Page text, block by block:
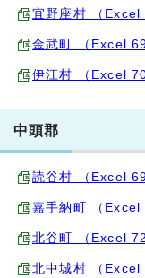
宜野座村 （Excel
金武町 （Excel
伊江村 （Excel
中頭郡
読谷村 （Excel
嘉手納町 （Excel
北谷町 （Excel
北中城村 （Excel